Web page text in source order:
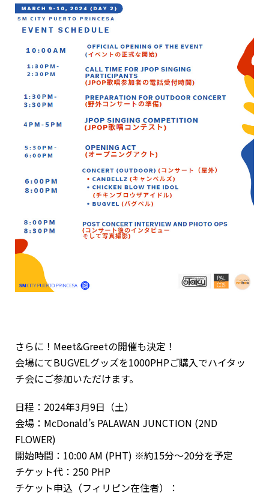
さらに！Meet&Greetの開催も決定！
会場にてBUGVELグッズを1000PHPご購入でハイタッ
チ会にご参加いただけます。
日程：2024年3月9日（土）
会場：McDonald’s PALAWAN JUNCTION (2ND
FLOWER)
開始時間：10:00 AM (PHT) ※約15分〜20分を予定
チケット代：250 PHP
チケット申込（フィリピン在住者）：